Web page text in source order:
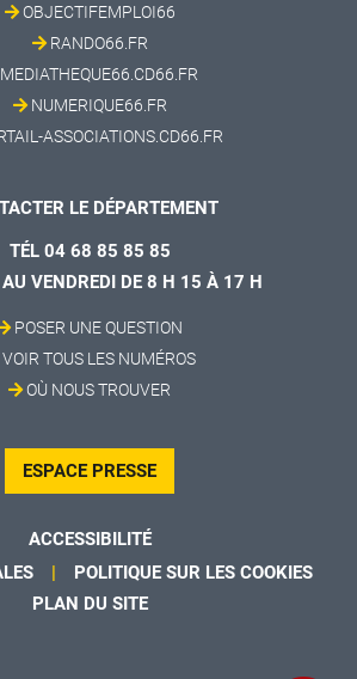
OBJECTIFEMPLOI66
RANDO66.FR
MEDIATHEQUE66.CD66.FR
NUMERIQUE66.FR
ASSOCIATIONS.CD66.FR
LE DÉPARTEMENT
TÉL 04 68 85 85 85
VENDREDI DE 8 H 15 À 17 H
POSER UNE QUESTION
VOIR TOUS LES NUMÉROS
OÙ NOUS TROUVER
ESPACE PRESSE
ACCESSIBILITÉ
POLITIQUE SUR LES COOKIES
PLAN DU SITE